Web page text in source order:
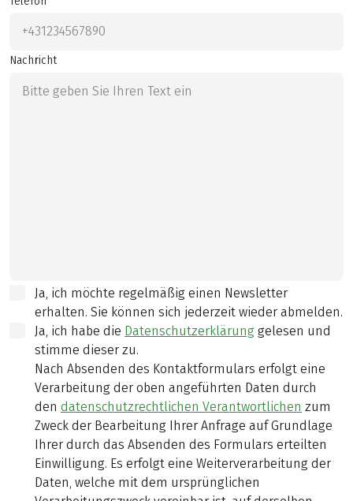
Nachricht
Ja, ich möchte regelmäßig einen Newsletter
erhalten. Sie können sich jederzeit wieder abmelden.
Ja, ich habe die Datenschutzerklärung gelesen und
stimme dieser zu.
Nach Absenden des Kontaktformulars erfolgt eine
Verarbeitung der oben angeführten Daten durch
den datenschutzrechtlichen Verantwortlichen zum
Zweck der Bearbeitung Ihrer Anfrage auf Grundlage
Ihrer durch das Absenden des Formulars erteilten
Einwilligung. Es erfolgt eine Weiterverarbeitung der
Daten, welche mit dem ursprünglichen